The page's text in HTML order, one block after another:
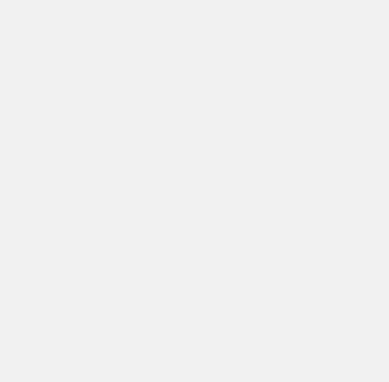
والقاصدين ، وسعته حوالي
وجاءت تسمية
نقوش زينته
الأصلية بأخرى
العامة للجامع